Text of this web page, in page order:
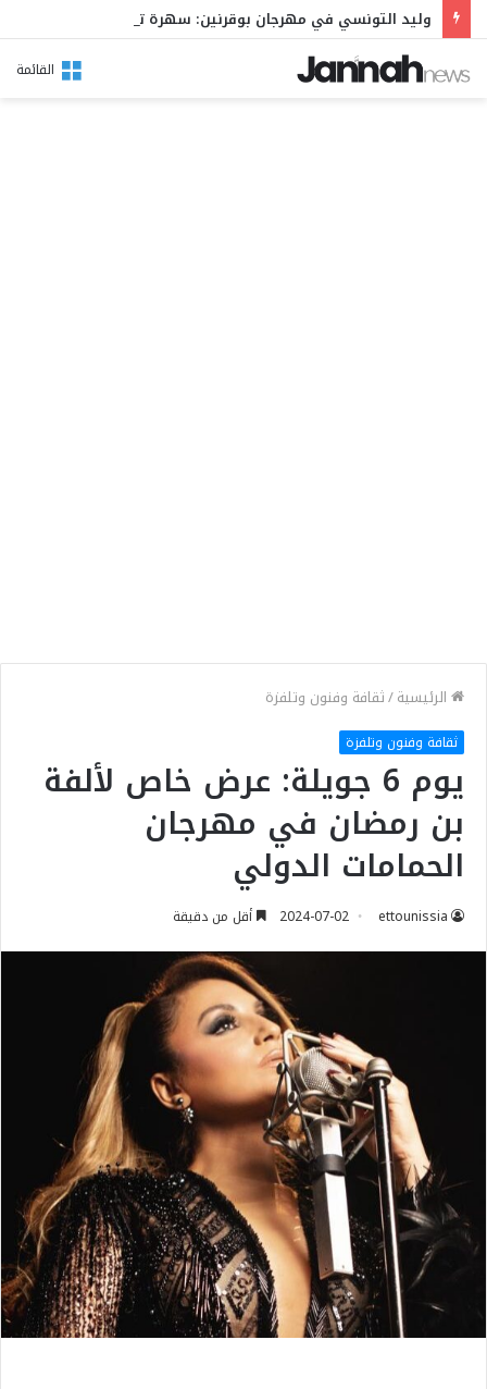
القائمة
الرئيسية/ثقافة وفنون وتلفزة
ثقافة وفنون وتلفزة
يوم 6 جويلة: عرض خاص لألفة
بن رمضان في مهرجان
الحمامات الدولي
ettounissia
2024-07-02 أقل من دقيقة